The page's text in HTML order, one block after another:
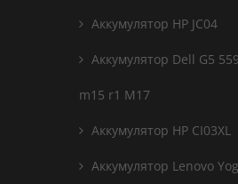
Аккумулятор HP JC04
Аккумулятор Dell G5
m15 r1 M17
Аккумулятор HP CI03XL
Аккумулятор Lenovo